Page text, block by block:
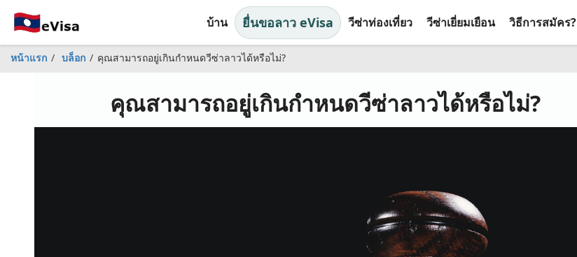
บ้าน ยื่นขอลาว eVisa วีซ่าท่องเที่ยว วีซ่าเยี่ยมเยือน วิธีการสมัคร?
หน้าแรก บล็อก คุณสามารถอยู่เกินกำหนดวีซ่าลาวได้หรือไม่?
คุณสามารถอยู่เกินกำหนดวีซ่าลาวได้หรือไม่?